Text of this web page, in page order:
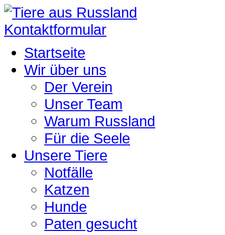
Kontaktformular
Startseite
Wir über uns
Der Verein
Unser Team
Warum Russland
Für die Seele
Unsere Tiere
Notfälle
Katzen
Hunde
Paten gesucht